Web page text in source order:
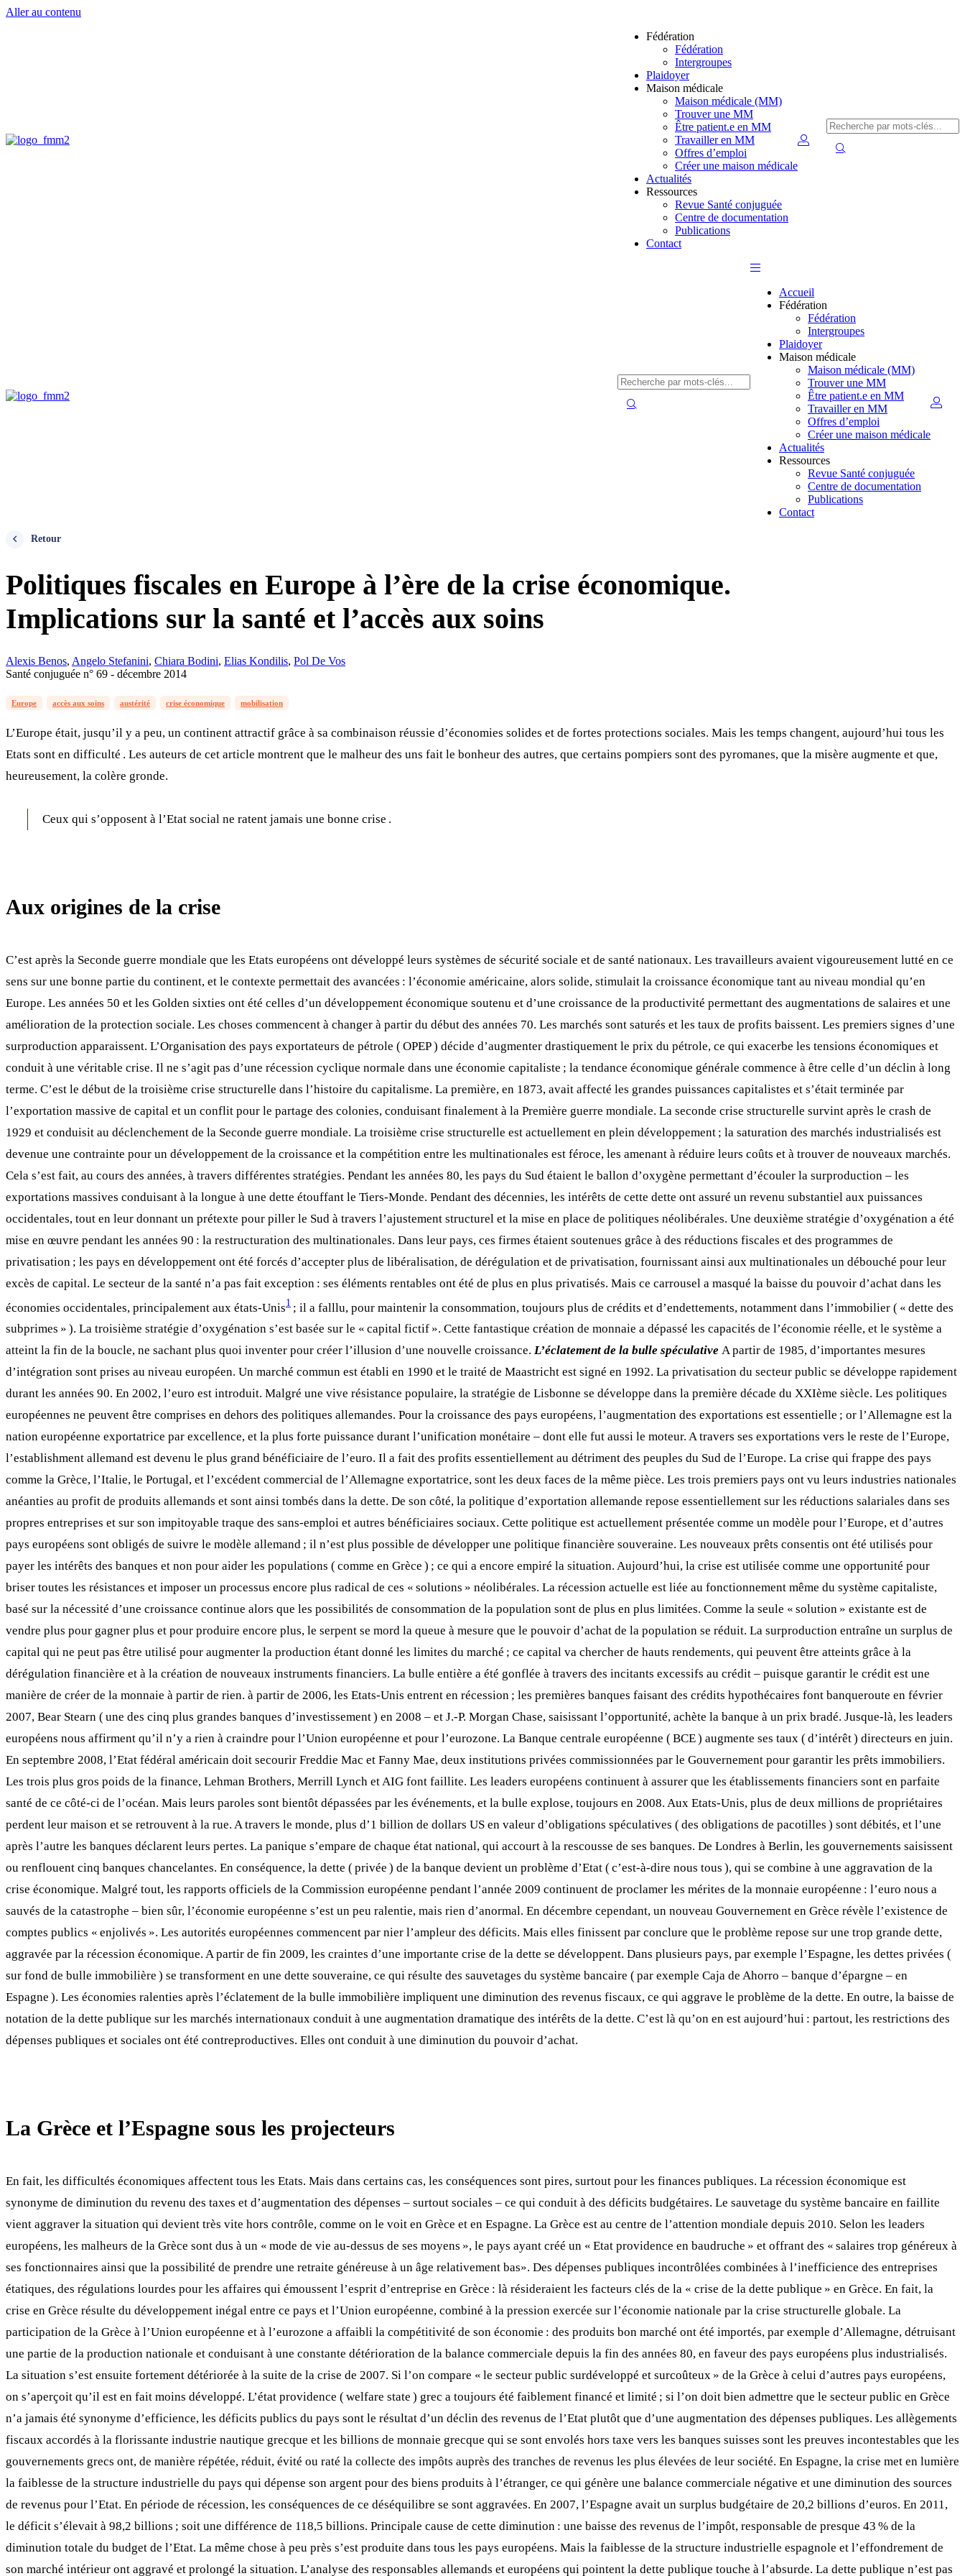
Aller au contenu
Fédération
Fédération
Intergroupes
Plaidoyer
Maison médicale
Maison médicale (MM)
Trouver une MM
Être patient.e en MM
Travailler en MM
Offres d’emploi
Créer une maison médicale
Actualités
Ressources
Revue Santé conjuguée
Centre de documentation
Publications
Contact
Accueil
Fédération
Fédération
Intergroupes
Plaidoyer
Maison médicale
Maison médicale (MM)
Trouver une MM
Être patient.e en MM
Travailler en MM
Offres d’emploi
Créer une maison médicale
Actualités
Ressources
Revue Santé conjuguée
Centre de documentation
Publications
Contact
Retour
Politiques fiscales en Europe à l’ère de la crise économique.
Implications sur la santé et l’accès aux soins
Alexis Benos, Angelo Stefanini, Chiara Bodini, Elias Kondilis, Pol De Vos
Santé conjuguée n° 69 - décembre 2014
Europe accès aux soins austérité crise économique mobilisation
L’Europe était, jusqu’il y a peu, un continent attractif grâce à sa combinaison réussie d’économies solides et de fortes protections sociales. Mais les temps changent, aujourd’hui tous les
Etats sont en difficulté . Les auteurs de cet article montrent que le malheur des uns fait le bonheur des autres, que certains pompiers sont des pyromanes, que la misère augmente et que,
heureusement, la colère gronde.
Ceux qui s’opposent à l’Etat social ne ratent jamais une bonne crise .
Aux origines de la crise
C’est après la Seconde guerre mondiale que les Etats européens ont développé leurs systèmes de sécurité sociale et de santé nationaux. Les travailleurs avaient vigoureusement lutté en ce
sens sur une bonne partie du continent, et le contexte permettait des avancées : l’économie américaine, alors solide, stimulait la croissance économique tant au niveau mondial qu’en
Europe. Les années 50 et les Golden sixties ont été celles d’un développement économique soutenu et d’une croissance de la productivité permettant des augmentations de salaires et une
amélioration de la protection sociale. Les choses commencent à changer à partir du début des années 70. Les marchés sont saturés et les taux de profits baissent. Les premiers signes d’une
surproduction apparaissent. L’Organisation des pays exportateurs de pétrole ( OPEP ) décide d’augmenter drastiquement le prix du pétrole, ce qui exacerbe les tensions économiques et
conduit à une véritable crise. Il ne s’agit pas d’une récession cyclique normale dans une économie capitaliste ; la tendance économique générale commence à être celle d’un déclin à long
terme. C’est le début de la troisième crise structurelle dans l’histoire du capitalisme. La première, en 1873, avait affecté les grandes puissances capitalistes et s’était terminée par
l’exportation massive de capital et un conflit pour le partage des colonies, conduisant finalement à la Première guerre mondiale. La seconde crise structurelle survint après le crash de
1929 et conduisit au déclenchement de la Seconde guerre mondiale. La troisième crise structurelle est actuellement en plein développement ; la saturation des marchés industrialisés est
devenue une contrainte pour un développement de la croissance et la compétition entre les multinationales est féroce, les amenant à réduire leurs coûts et à trouver de nouveaux marchés.
Cela s’est fait, au cours des années, à travers différentes stratégies. Pendant les années 80, les pays du Sud étaient le ballon d’oxygène permettant d’écouler la surproduction – les
exportations massives conduisant à la longue à une dette étouffant le Tiers-Monde. Pendant des décennies, les intérêts de cette dette ont assuré un revenu substantiel aux puissances
occidentales, tout en leur donnant un prétexte pour piller le Sud à travers l’ajustement structurel et la mise en place de politiques néolibérales. Une deuxième stratégie d’oxygénation a été
mise en œuvre pendant les années 90 : la restructuration des multinationales. Dans leur pays, ces firmes étaient soutenues grâce à des réductions fiscales et des programmes de
privatisation ; les pays en développement ont été forcés d’accepter plus de libéralisation, de dérégulation et de privatisation, fournissant ainsi aux multinationales un débouché pour leur
excès de capital. Le secteur de la santé n’a pas fait exception : ses éléments rentables ont été de plus en plus privatisés. Mais ce carrousel a masqué la baisse du pouvoir d’achat dans les
économies occidentales, principalement aux états-Unis1 ; il a falllu, pour maintenir la consommation, toujours plus de crédits et d’endettements, notamment dans l’immobilier ( « dette des
subprimes » ). La troisième stratégie d’oxygénation s’est basée sur le « capital fictif ». Cette fantastique création de monnaie a dépassé les capacités de l’économie réelle, et le système a
atteint la fin de la boucle, ne sachant plus quoi inventer pour créer l’illusion d’une nouvelle croissance. L’éclatement de la bulle spéculative A partir de 1985, d’importantes mesures
d’intégration sont prises au niveau européen. Un marché commun est établi en 1990 et le traité de Maastricht est signé en 1992. La privatisation du secteur public se développe rapidement
durant les années 90. En 2002, l’euro est introduit. Malgré une vive résistance populaire, la stratégie de Lisbonne se développe dans la première décade du XXIème siècle. Les politiques
européennes ne peuvent être comprises en dehors des politiques allemandes. Pour la croissance des pays européens, l’augmentation des exportations est essentielle ; or l’Allemagne est la
nation européenne exportatrice par excellence, et la plus forte puissance durant l’unification monétaire – dont elle fut aussi le moteur. A travers ses exportations vers le reste de l’Europe,
l’establishment allemand est devenu le plus grand bénéficiaire de l’euro. Il a fait des profits essentiellement au détriment des peuples du Sud de l’Europe. La crise qui frappe des pays
comme la Grèce, l’Italie, le Portugal, et l’excédent commercial de l’Allemagne exportatrice, sont les deux faces de la même pièce. Les trois premiers pays ont vu leurs industries nationales
anéanties au profit de produits allemands et sont ainsi tombés dans la dette. De son côté, la politique d’exportation allemande repose essentiellement sur les réductions salariales dans ses
propres entreprises et sur son impitoyable traque des sans-emploi et autres bénéficiaires sociaux. Cette politique est actuellement présentée comme un modèle pour l’Europe, et d’autres
pays européens sont obligés de suivre le modèle allemand ; il n’est plus possible de développer une politique financière souveraine. Les nouveaux prêts consentis ont été utilisés pour
payer les intérêts des banques et non pour aider les populations ( comme en Grèce ) ; ce qui a encore empiré la situation. Aujourd’hui, la crise est utilisée comme une opportunité pour
briser toutes les résistances et imposer un processus encore plus radical de ces « solutions » néolibérales. La récession actuelle est liée au fonctionnement même du système capitaliste,
basé sur la nécessité d’une croissance continue alors que les possibilités de consommation de la population sont de plus en plus limitées. Comme la seule « solution » existante est de
vendre plus pour gagner plus et pour produire encore plus, le serpent se mord la queue à mesure que le pouvoir d’achat de la population se réduit. La surproduction entraîne un surplus de
capital qui ne peut pas être utilisé pour augmenter la production étant donné les limites du marché ; ce capital va chercher de hauts rendements, qui peuvent être atteints grâce à la
dérégulation financière et à la création de nouveaux instruments financiers. La bulle entière a été gonflée à travers des incitants excessifs au crédit – puisque garantir le crédit est une
manière de créer de la monnaie à partir de rien. à partir de 2006, les Etats-Unis entrent en récession ; les premières banques faisant des crédits hypothécaires font banqueroute en février
2007, Bear Stearn ( une des cinq plus grandes banques d’investissement ) en 2008 – et J.-P. Morgan Chase, saisissant l’opportunité, achète la banque à un prix bradé. Jusque-là, les leaders
européens nous affirment qu’il n’y a rien à craindre pour l’Union européenne et pour l’eurozone. La Banque centrale européenne ( BCE ) augmente ses taux ( d’intérêt ) directeurs en juin.
En septembre 2008, l’Etat fédéral américain doit secourir Freddie Mac et Fanny Mae, deux institutions privées commissionnées par le Gouvernement pour garantir les prêts immobiliers.
Les trois plus gros poids de la finance, Lehman Brothers, Merrill Lynch et AIG font faillite. Les leaders européens continuent à assurer que les établissements financiers sont en parfaite
santé de ce côté-ci de l’océan. Mais leurs paroles sont bientôt dépassées par les événements, et la bulle explose, toujours en 2008. Aux Etats-Unis, plus de deux millions de propriétaires
perdent leur maison et se retrouvent à la rue. A travers le monde, plus d’1 billion de dollars US en valeur d’obligations spéculatives ( des obligations de pacotilles ) sont débités, et l’une
après l’autre les banques déclarent leurs pertes. La panique s’empare de chaque état national, qui accourt à la rescousse de ses banques. De Londres à Berlin, les gouvernements saisissent
ou renflouent cinq banques chancelantes. En conséquence, la dette ( privée ) de la banque devient un problème d’Etat ( c’est-à-dire nous tous ), qui se combine à une aggravation de la
crise économique. Malgré tout, les rapports officiels de la Commission européenne pendant l’année 2009 continuent de proclamer les mérites de la monnaie européenne : l’euro nous a
sauvés de la catastrophe – bien sûr, l’économie européenne s’est un peu ralentie, mais rien d’anormal. En décembre cependant, un nouveau Gouvernement en Grèce révèle l’existence de
comptes publics « enjolivés ». Les autorités européennes commencent par nier l’ampleur des déficits. Mais elles finissent par conclure que le problème repose sur une trop grande dette,
aggravée par la récession économique. A partir de fin 2009, les craintes d’une importante crise de la dette se développent. Dans plusieurs pays, par exemple l’Espagne, les dettes privées (
sur fond de bulle immobilière ) se transforment en une dette souveraine, ce qui résulte des sauvetages du système bancaire ( par exemple Caja de Ahorro – banque d’épargne – en
Espagne ). Les économies ralenties après l’éclatement de la bulle immobilière impliquent une diminution des revenus fiscaux, ce qui aggrave le problème de la dette. En outre, la baisse de
notation de la dette publique sur les marchés internationaux conduit à une augmentation dramatique des intérêts de la dette. C’est là qu’on en est aujourd’hui : partout, les restrictions des
dépenses publiques et sociales ont été contreproductives. Elles ont conduit à une diminution du pouvoir d’achat.
La Grèce et l’Espagne sous les projecteurs
En fait, les difficultés économiques affectent tous les Etats. Mais dans certains cas, les conséquences sont pires, surtout pour les finances publiques. La récession économique est
synonyme de diminution du revenu des taxes et d’augmentation des dépenses – surtout sociales – ce qui conduit à des déficits budgétaires. Le sauvetage du système bancaire en faillite
vient aggraver la situation qui devient très vite hors contrôle, comme on le voit en Grèce et en Espagne. La Grèce est au centre de l’attention mondiale depuis 2010. Selon les leaders
européens, les malheurs de la Grèce sont dus à un « mode de vie au-dessus de ses moyens », le pays ayant créé un « Etat providence en baudruche » et offrant des « salaires trop généreux à
ses fonctionnaires ainsi que la possibilité de prendre une retraite généreuse à un âge relativement bas». Des dépenses publiques incontrôlées combinées à l’inefficience des entreprises
étatiques, des régulations lourdes pour les affaires qui émoussent l’esprit d’entreprise en Grèce : là résideraient les facteurs clés de la « crise de la dette publique » en Grèce. En fait, la
crise en Grèce résulte du développement inégal entre ce pays et l’Union européenne, combiné à la pression exercée sur l’économie nationale par la crise structurelle globale. La
participation de la Grèce à l’Union européenne et à l’eurozone a affaibli la compétitivité de son économie : des produits bon marché ont été importés, par exemple d’Allemagne, détruisant
une partie de la production nationale et conduisant à une constante détérioration de la balance commerciale depuis la fin des années 80, en faveur des pays européens plus industrialisés.
La situation s’est ensuite fortement détériorée à la suite de la crise de 2007. Si l’on compare « le secteur public surdéveloppé et surcoûteux » de la Grèce à celui d’autres pays européens,
on s’aperçoit qu’il est en fait moins développé. L’état providence ( welfare state ) grec a toujours été faiblement financé et limité ; si l’on doit bien admettre que le secteur public en Grèce
n’a jamais été synonyme d’efficience, les déficits publics du pays sont le résultat d’un déclin des revenus de l’Etat plutôt que d’une augmentation des dépenses publiques. Les allègements
fiscaux accordés à la florissante industrie nautique grecque et les billions de monnaie grecque qui se sont envolés hors taxe vers les banques suisses sont les preuves incontestables que les
gouvernements grecs ont, de manière répétée, réduit, évité ou raté la collecte des impôts auprès des tranches de revenus les plus élevées de leur société. En Espagne, la crise met en lumière
la faiblesse de la structure industrielle du pays qui dépense son argent pour des biens produits à l’étranger, ce qui génère une balance commerciale négative et une diminution des sources
de revenus pour l’Etat. En période de récession, les conséquences de ce déséquilibre se sont aggravées. En 2007, l’Espagne avait un surplus budgétaire de 20,2 billions d’euros. En 2011,
le déficit s’élevait à 98,2 billions ; soit une différence de 118,5 billions. Principale cause de cette diminution : une baisse des revenus de l’impôt, responsable de presque 43 % de la
diminution totale du budget de l’Etat. La même chose à peu près s’est produite dans tous les pays européens. Mais la faiblesse de la structure industrielle espagnole et l’effondrement de
son marché intérieur ont aggravé et prolongé la situation. L’analyse des responsables allemands et européens qui pointent la dette publique touche à l’absurde. La dette publique n’est pas